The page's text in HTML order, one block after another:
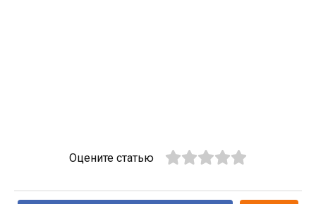
Оцените статью